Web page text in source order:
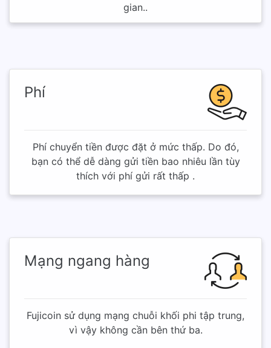
gian..
Phí
Phí chuyển tiền được đặt ở mức thấp. Do đó,
bạn có thể dễ dàng gửi tiền bao nhiêu lần tùy
thích với phí gửi rất thấp .
Mạng ngang hàng
Fujicoin sử dụng mạng chuỗi khối phi tập trung,
vì vậy không cần bên thứ ba.